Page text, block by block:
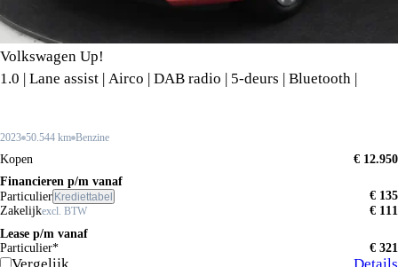
Volkswagen Up!
1.0 | Lane assist | Airco | DAB radio | 5-deurs | Bluetooth |
2023 50.544 km Benzine
Kopen
€ 12.950
Financieren p/m vanaf
Particulier Krediettabel
€ 135
Zakelijkexcl. BTW
€ 111
Lease p/m vanaf
Particulier*
€ 321
Vergelijk Details